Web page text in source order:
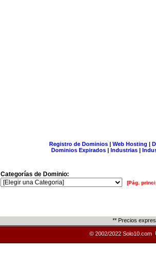
Registro de Dominios| Web Hosting |
Dominios Expirados | Industrias |
Categorías de Dominio:
[Pág.
** Precios
© 2002/2022 Solo10.com